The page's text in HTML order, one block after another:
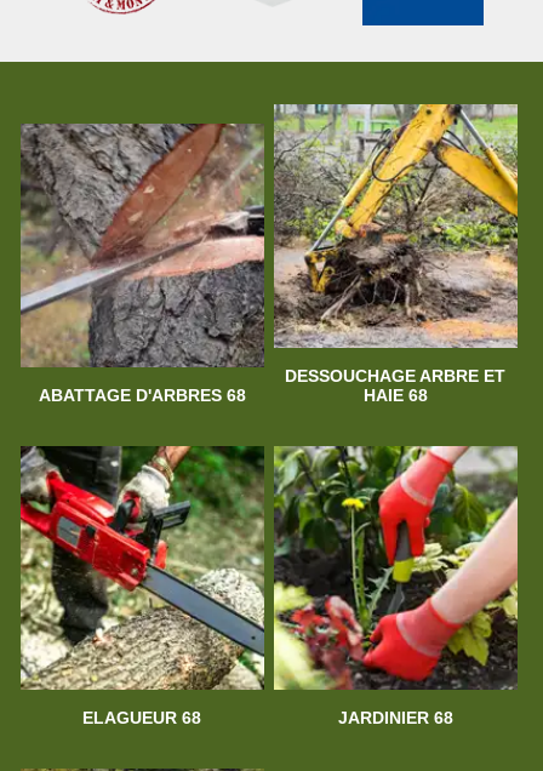
ABATTAGE D'ARBRES 68
DESSOUCHAGE ARBRE ET
HAIE 68
ELAGUEUR 68 JARDINIER 68